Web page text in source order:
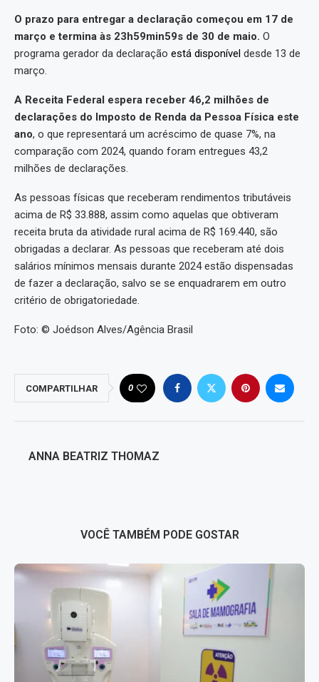
O prazo para entregar a declaração começou em 17 de
março e termina às 23h59min59s de 30 de maio. O
programa gerador da declaração está disponível desde 13 de
março.
A Receita Federal espera receber 46,2 milhões de
declarações do Imposto de Renda da Pessoa Física este
ano, o que representará um acréscimo de quase 7%, na
comparação com 2024, quando foram entregues 43,2
milhões de declarações.
As pessoas físicas que receberam rendimentos tributáveis
acima de R$ 33.888, assim como aquelas que obtiveram
receita bruta da atividade rural acima de R$ 169.440, são
obrigadas a declarar. As pessoas que receberam até dois
salários mínimos mensais durante 2024 estão dispensadas
de fazer a declaração, salvo se se enquadrarem em outro
critério de obrigatoriedade.
Foto: © Joédson Alves/Agência Brasil
COMPARTILHAR 0
ANNA BEATRIZ THOMAZ
VOCÊ TAMBÉM PODE GOSTAR